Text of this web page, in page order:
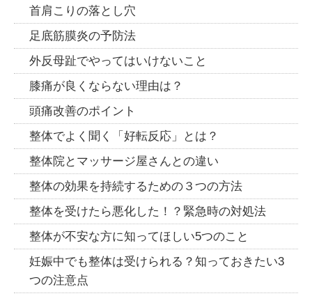
首肩こりの落とし穴
足底筋膜炎の予防法
外反母趾でやってはいけないこと
膝痛が良くならない理由は？
頭痛改善のポイント
整体でよく聞く「好転反応」とは？
整体院とマッサージ屋さんとの違い
整体の効果を持続するための３つの方法
整体を受けたら悪化した！？緊急時の対処法
整体が不安な方に知ってほしい5つのこと
妊娠中でも整体は受けられる？知っておきたい3
つの注意点